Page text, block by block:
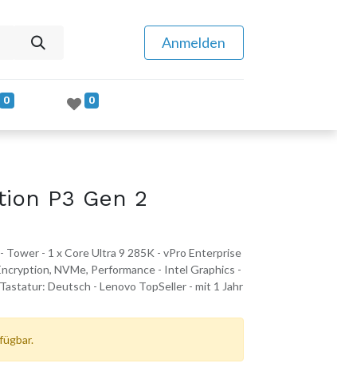
Anmelden
0 0
P3 Gen 2
- 1 x Core Ultra 9 285K - vPro Enterprise
NVMe, Performance - Intel Graphics -
Deutsch - Lenovo TopSeller - mit 1 Jahr